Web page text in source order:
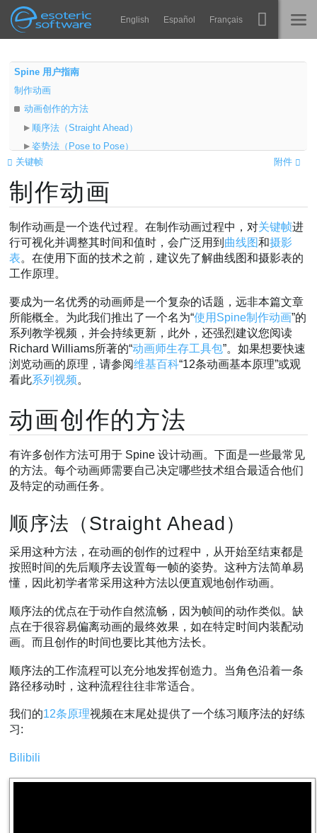
Esoteric Software
Navigation English Español Français
主页
博客
论坛
联系
Spine
运行时
常见问题
马上试用
采购
Main Content
Spine 用户指南
制作动画
动画创作的方法
顺序法（Straight Ahead）
姿势法（Pose to Pose）
分层法（Layered）
结合法
曲线
视频
附件
关键帧
制作动画
制作动画是一个迭代过程。在制作动画过程中，对关键帧进
行可视化并调整其时间和值时，会广泛用到 曲线图和摄影
表。在使用下面的技术之前，建议先了解曲线图和摄影表的
工作原理。
要成为一名优秀的动画师是一个复杂的话题，远非本篇文章
所能概全。为此我们推出了一个名为“使用Spine制作动画”的
系列教学视频，并会持续更新，此外，还强烈建议您阅读
Richard Williams所著的“动画师生存工具包”。如果想要快速
浏览动画的原理，请参阅维基百科“12条动画基本原理”或观
看此系列视频。
动画创作的方法
有许多创作方法可用于 Spine 设计动画。下面是一些最常见
的方法。每个动画师需要自己决定哪些技术组合最适合他们
及特定的动画任务。
顺序法（Straight Ahead）
采用这种方法，在动画的创作的过程中，从开始至结束都是
按照时间的先后顺序去设置每一帧的姿势。这种方法简单易
懂，因此初学者常采用这种方法以便直观地创作动画。
顺序法的优点在于动作自然流畅，因为帧间的动作类似。缺
点在于很容易偏离动画的最终效果，如在特定时间内装配动
画。而且创作的时间也要比其他方法长。
顺序法的工作流程可以充分地发挥创造力。当角色沿着一条
路径移动时，这种流程往往非常适合。
我们的12条原理视频在末尾处提供了一个练习顺序法的好练
习:
Bilibili